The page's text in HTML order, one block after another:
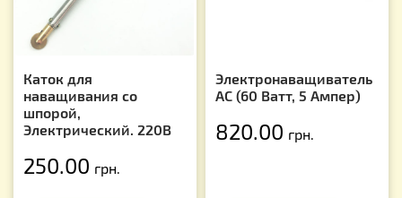
Каток для
наващивания со
шпорой,
Электрический. 220В
250.00 грн.
Электронаващиватель
AC (60 Ватт, 5 Ампер)
820.00 грн.